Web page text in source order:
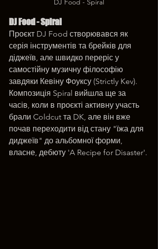
DJ Food - Spiral
Проєкт DJ Food створювався як
серія інструментів та брейків для
діджеїв, але швидко переріс у
самостійну музичну філософію
завдяки Кевіну Фоуксу (Strictly Kev).
Композиція Spiral вийшла ще за
часів, коли в проєкті активну участь
брали Coldcut та DK, але він вже
почав переходити від стану "їжа для
диджеїв" до альбомної форми,
власне, дебюту 'A Recipe for Disaster'.